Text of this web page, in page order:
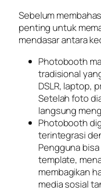
Sebelum
penting untuk
mendasar antara
Photobooth
tradisional
DSLR, laptop,
Setelah foto
langsung
Photobooth
terintegrasi
Pengguna
template,
membagikan
media sosial